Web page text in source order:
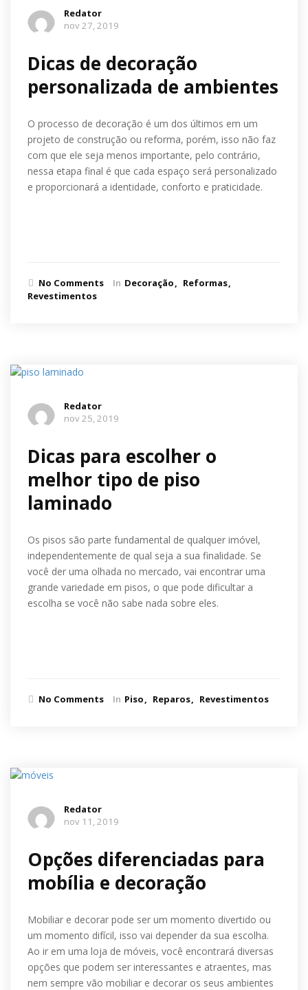
Redator
nov 27, 2019
Dicas de decoração
personalizada de ambientes
O processo de decoração é um dos últimos em um
projeto de construção ou reforma, porém, isso não faz
com que ele seja menos importante, pelo contrário,
nessa etapa final é que cada espaço será personalizado
e proporcionará a identidade, conforto e praticidade.
No Comments In Decoração
Reformas
Revestimentos
Redator
nov 25, 2019
Dicas para escolher o
melhor tipo de piso
laminado
Os pisos são parte fundamental de qualquer imóvel,
independentemente de qual seja a sua finalidade. Se
você der uma olhada no mercado, vai encontrar uma
grande variedade em pisos, o que pode dificultar a
escolha se você não sabe nada sobre eles.
No Comments In Piso Reparos Revestimentos
Redator
nov 11, 2019
Opções diferenciadas para
mobília e decoração
Mobiliar e decorar pode ser um momento divertido ou
um momento difícil, isso vai depender da sua escolha.
Ao ir em uma loja de móveis, você encontrará diversas
opções que podem ser interessantes e atraentes, mas
nem sempre vão mobiliar e decorar os seus ambientes